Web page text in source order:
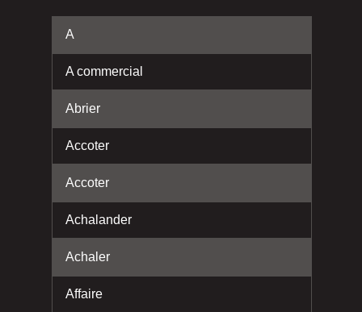
A
A commercial
Abrier
Accoter
Accoter
Achalander
Achaler
Affaire